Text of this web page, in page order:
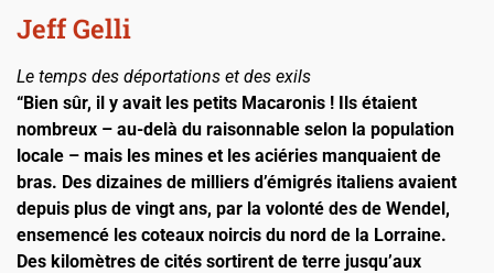
Jeff Gelli
Le temps des déportations et des exils
“Bien sûr, il y avait les petits Macaronis ! Ils étaient
nombreux – au-delà du raisonnable selon la population
locale – mais les mines et les aciéries manquaient de
bras. Des dizaines de milliers d’émigrés italiens avaient
depuis plus de vingt ans, par la volonté des de Wendel,
ensemencé les coteaux noircis du nord de la Lorraine.
Des kilomètres de cités sortirent de terre jusqu’aux